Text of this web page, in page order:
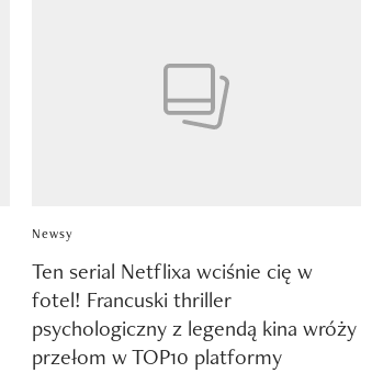
Newsy
Ten serial Netflixa wciśnie cię w
fotel! Francuski thriller
psychologiczny z legendą kina wróży
przełom w TOP10 platformy